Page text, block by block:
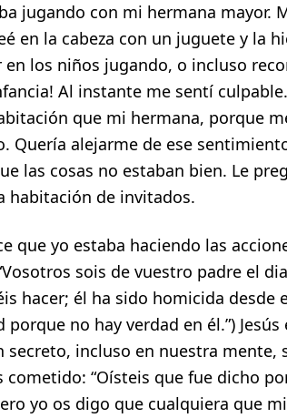
jugando con mi hermana mayor.
en la cabeza con un juguete y la
los niños jugando, o incluso
Al instante me sentí
que mi hermana, porque
Quería alejarme de ese
las cosas no estaban bien. Le
habitación de invitados.
que yo estaba haciendo las
sois de vuestro padre el
hacer; él ha sido homicida desde
porque no hay verdad en él.”)
secreto, incluso en nuestra mente,
cometido: “Oísteis que fue dicho
yo os digo que cualquiera que